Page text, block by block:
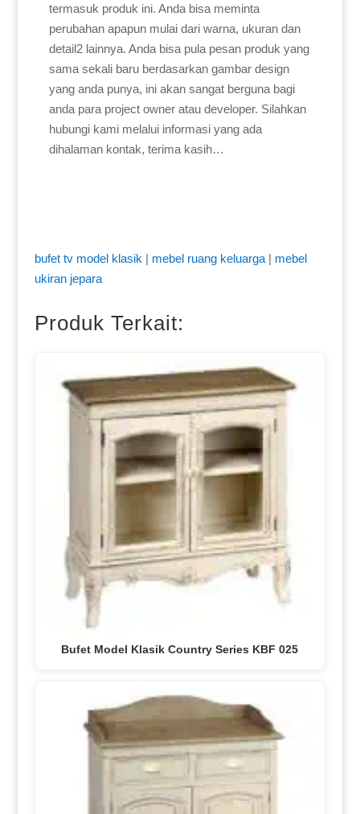
termasuk produk ini. Anda bisa meminta
perubahan apapun mulai dari warna, ukuran dan
detail2 lainnya. Anda bisa pula pesan produk yang
sama sekali baru berdasarkan gambar design
yang anda punya, ini akan sangat berguna bagi
anda para project owner atau developer. Silahkan
hubungi kami melalui informasi yang ada
dihalaman kontak, terima kasih…
bufet tv model klasik | mebel ruang keluarga| mebel
ukiran jepara
Produk Terkait:
Bufet Model Klasik Country Series KBF 025